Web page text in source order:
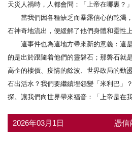
天災人禍時，人都會問：「上帝在哪裏？」
當我們因各種缺乏而暴露信心的乾渴，
石神奇地流出，便緩解了他們身體和靈性
這事件也為這地方帶來新的意義：這是
的是出於跟隨着他們的靈磐石；那磐石就
高企的樓價、疫情的餘波、世界政局的動
石出活水？我們要繼續埋怨變「米利巴」
探。讓我們向世界帶來福音：「上帝是在
2026年03月1日 憑信